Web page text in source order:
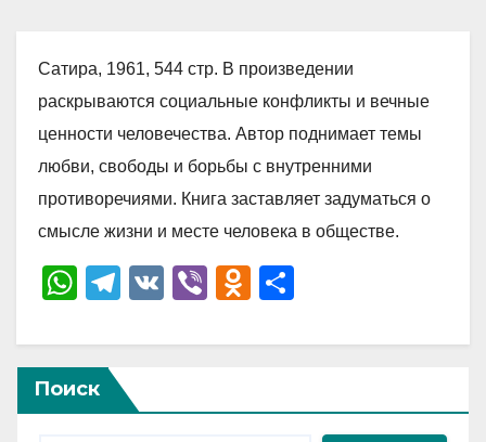
Сатира, 1961, 544 стр. В произведении
раскрываются социальные конфликты и вечные
ценности человечества. Автор поднимает темы
любви, свободы и борьбы с внутренними
противоречиями. Книга заставляет задуматься о
смысле жизни и месте человека в обществе.
W
at
s
A
T
e
gr
a
V
Vi
er
O
n
kl
р
в
Поиск